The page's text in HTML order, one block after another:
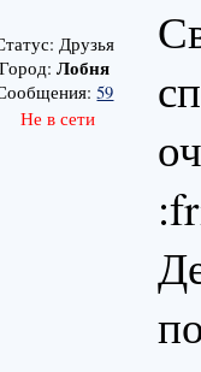
Друзья
Город:Лобня
59
Не в сети